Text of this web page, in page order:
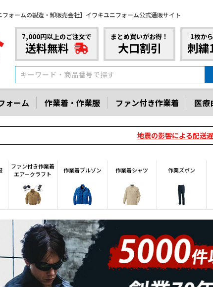
フォームの製造・卸販売会社】イワキユニフォーム公式通販サイト
7,000円以上のご注文で
送料無料
まとめ買いがお得！
大口割引
1枚か
刺繍
ォーム 作業着・作業服 ファン付き作業着 医療
地震の影響による配
ファン付き作業着
エアークラフト
作業着ブルゾン 作業着シャツ 作業ズボン